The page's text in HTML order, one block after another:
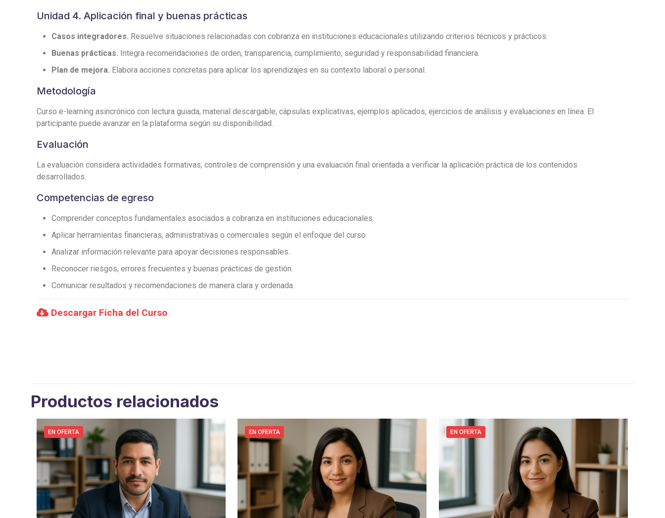
Unidad 4. Aplicación final y buenas prácticas
Casos integradores. Resuelve situaciones relacionadas con cobranza en instituciones educacionales utilizando criterios técnicos y prácticos.
Buenas prácticas. Integra recomendaciones de orden, transparencia, cumplimiento, seguridad y responsabilidad financiera.
Plan de mejora. Elabora acciones concretas para aplicar los aprendizajes en su contexto laboral o personal.
Metodología
Curso e-learning asincrónico con lectura guiada, material descargable, cápsulas explicativas, ejemplos aplicados, ejercicios de análisis y evaluaciones en línea. El
participante puede avanzar en la plataforma según su disponibilidad.
Evaluación
La evaluación considera actividades formativas, controles de comprensión y una evaluación final orientada a verificar la aplicación práctica de los contenidos
desarrollados.
Competencias de egreso
Comprender conceptos fundamentales asociados a cobranza en instituciones educacionales.
Aplicar herramientas financieras, administrativas o comerciales según el enfoque del curso.
Analizar información relevante para apoyar decisiones responsables.
Reconocer riesgos, errores frecuentes y buenas prácticas de gestión.
Comunicar resultados y recomendaciones de manera clara y ordenada.
Descargar Ficha del Curso
Productos relacionados
EN OFERTA EN OFERTA EN OFERTA